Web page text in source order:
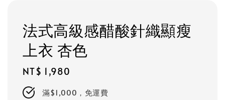
法式高級感醋酸針織顯瘦
上衣 杏色
Regular
price
NT$ 1,980
滿$1,000，免運費